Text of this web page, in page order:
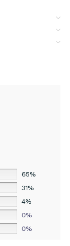
65%
31%
4%
0%
0%